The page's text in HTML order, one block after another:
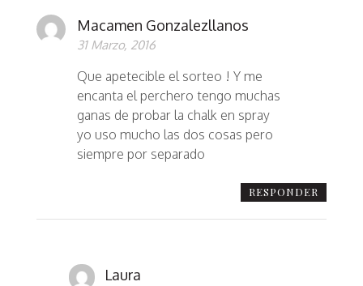
Macamen Gonzalezllanos
31 Marzo, 2016
Que apetecible el sorteo ! Y me
encanta el perchero tengo muchas
ganas de probar la chalk en spray
yo uso mucho las dos cosas pero
siempre por separado
RESPONDER
Laura